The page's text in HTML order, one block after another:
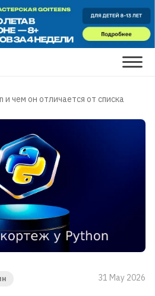
чем он отличается от списка
31 May 2026